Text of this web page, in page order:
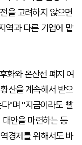
을 고려하지 않으면
역과 다른 기업에 맡
화와 온산선 폐지 여
산을 계속해서 받으
"며 "지금이라도 빨
안을 마련하는 등
경제를 위해서도 바